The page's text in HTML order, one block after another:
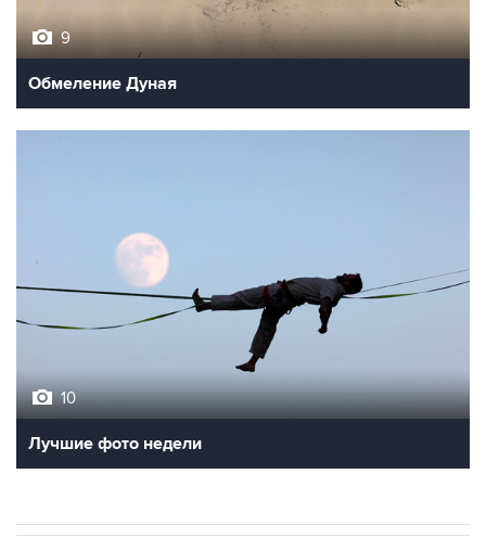
9
Обмеление Дуная
10
Лучшие фото недели